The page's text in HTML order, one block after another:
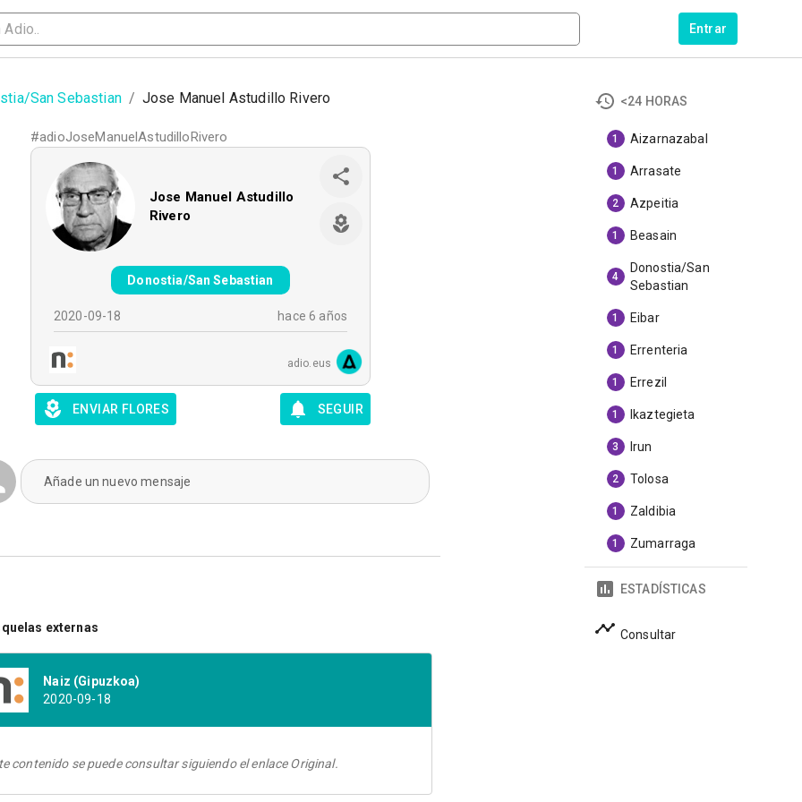
Entrar
San Sebastian / Jose Manuel Astudillo Rivero
#adioJoseManuelAstudilloRivero
Jose Manuel Astudillo
Rivero
Donostia/San Sebastian
2020-09-18 hace 6 años
adio.eus
ENVIAR FLORES SEGUIR
Añade un nuevo mensaje
externas
Naiz (Gipuzkoa)
2020-09-18
contenido se puede consultar siguiendo el enlace Original.
<24 HORAS
1 Aizarnazabal
1 Arrasate
2 Azpeitia
1 Beasain
4
Donostia/San
Sebastian
1 Eibar
1 Errenteria
1 Errezil
1 Ikaztegieta
3 Irun
2 Tolosa
1 Zaldibia
1 Zumarraga
ESTADÍSTICAS
Consultar